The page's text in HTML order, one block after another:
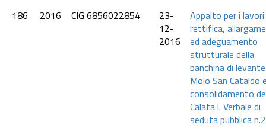
186
2016 CIG 6856022854
23-
12-
2016
Appalto per i
rettifica,
ed adeguamento
strutturale della
banchina di
Molo San Cataldo
consolidamento
Calata l. Verbale di
seduta pubblica